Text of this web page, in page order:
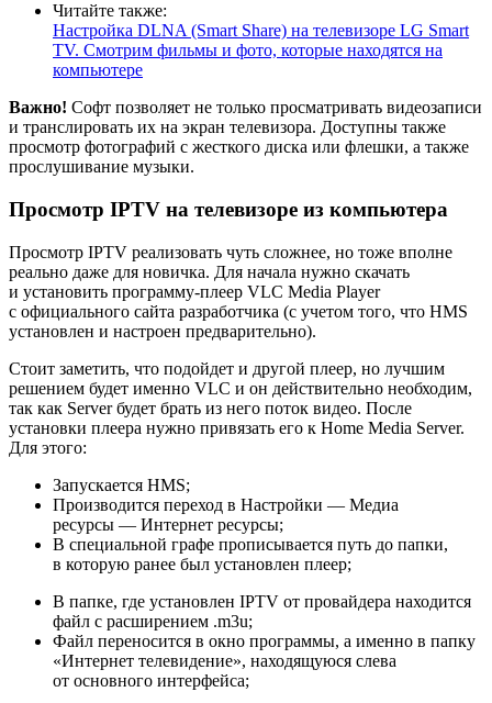
Читайте также:
Настройка DLNA (Smart Share) на телевизоре LG Smart
TV. Смотрим фильмы и фото, которые находятся на
компьютере
Важно! Софт позволяет не только просматривать видеозаписи
и транслировать их на экран телевизора. Доступны также
просмотр фотографий с жесткого диска или флешки, а также
прослушивание музыки.
Просмотр IPTV на телевизоре из компьютера
Просмотр IPTV реализовать чуть сложнее, но тоже вполне
реально даже для новичка. Для начала нужно скачать
и установить программу-плеер VLC Media Player
с официального сайта разработчика (с учетом того, что HMS
установлен и настроен предварительно).
Стоит заметить, что подойдет и другой плеер, но лучшим
решением будет именно VLC и он действительно необходим,
так как Server будет брать из него поток видео. После
установки плеера нужно привязать его к Home Media Server.
Для этого:
Запускается HMS;
Производится переход в Настройки — Медиа
ресурсы — Интернет ресурсы;
В специальной графе прописывается путь до папки,
в которую ранее был установлен плеер;
В папке, где установлен IPTV от провайдера находится
файл с расширением .m3u;
Файл переносится в окно программы, а именно в папку
«Интернет телевидение», находящуюся слева
от основного интерфейса;